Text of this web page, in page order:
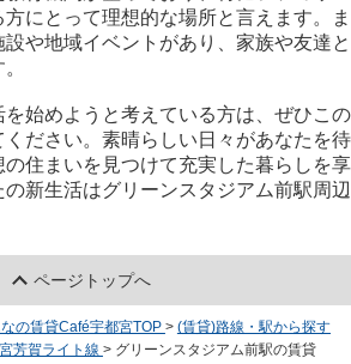
にとって理想的な場所と言えます。ま
や地域イベントがあり、家族や友達と
始めようと考えている方は、ぜひこの
ださい。素晴らしい日々があなたを待
住まいを見つけて充実した暮らしを享
新生活はグリーンスタジアム前駅周辺
ページトップへ
の賃貸Café宇都宮TOP > (賃貸)路線・駅から探す
芳賀ライト線 > グリーンスタジアム前駅の賃貸